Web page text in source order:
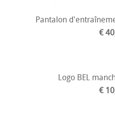
Pantalon
€
Logo BEL
€